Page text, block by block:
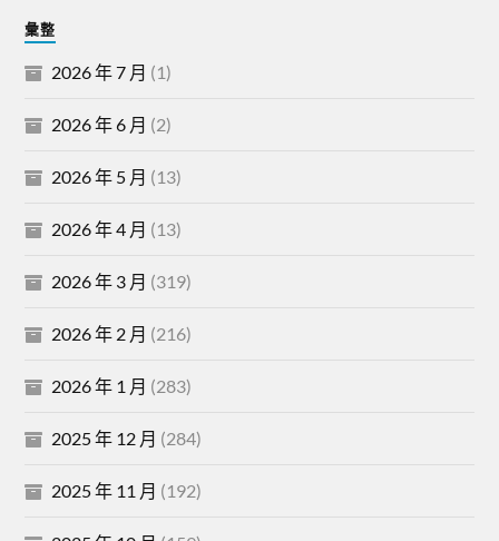
彙整
2026 年 7 月 (1)
2026 年 6 月 (2)
2026 年 5 月 (13)
2026 年 4 月 (13)
2026 年 3 月 (319)
2026 年 2 月 (216)
2026 年 1 月 (283)
2025 年 12 月 (284)
2025 年 11 月 (192)